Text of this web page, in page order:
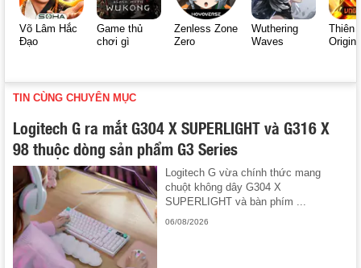
Võ Lâm Hắc
Đạo
Game thủ
chơi gì
Zenless Zone
Zero
Wuthering
Waves
Thiên
Origin
TIN CÙNG CHUYÊN MỤC
Logitech G ra mắt G304 X SUPERLIGHT và G316 X
98 thuộc dòng sản phẩm G3 Series
Logitech G vừa chính thức mang
chuột không dây G304 X
SUPERLIGHT và bàn phím ...
06/08/2026